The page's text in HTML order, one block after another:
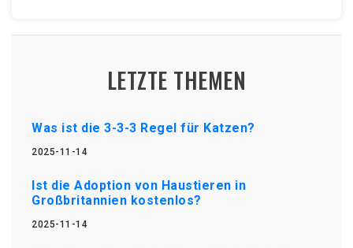
LETZTE THEMEN
Was ist die 3-3-3 Regel für Katzen?
2025-11-14
Ist die Adoption von Haustieren in
Großbritannien kostenlos?
2025-11-14